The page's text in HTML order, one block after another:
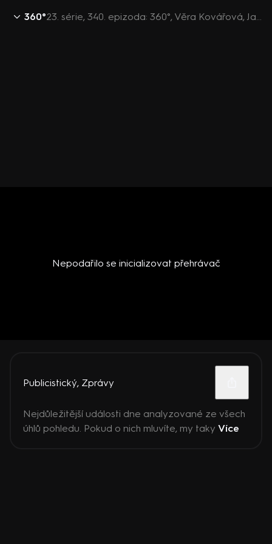
360° 23. série, 340. epizoda: 360°, Věra Kovářová, Jan Skopeček, Karel Havlíček, Jan Hrnčíř - 6.12. v 22:26
Nepodařilo se inicializovat přehrávač
Publicistický, Zprávy
Nejdůležitější události dne analyzované ze všech
úhlů pohledu. Pokud o nich mluvíte, my taky Více